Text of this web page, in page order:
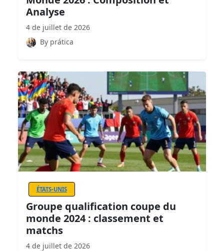
Analyse
4 de juillet de 2026
By prática
ÉTATS-UNIS
Groupe qualification coupe du
monde 2024 : classement et
matchs
4 de juillet de 2026